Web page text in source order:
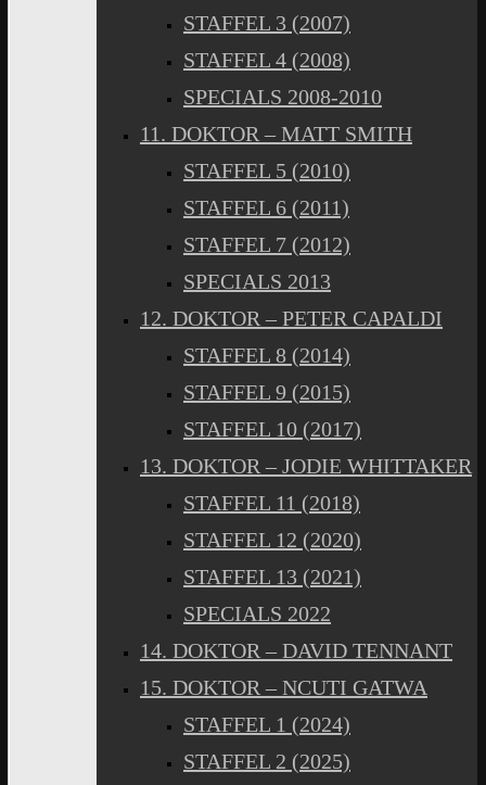
STAFFEL 3 (2007)
STAFFEL 4 (2008)
SPECIALS 2008-2010
11. DOKTOR – MATT SMITH
STAFFEL 5 (2010)
STAFFEL 6 (2011)
STAFFEL 7 (2012)
SPECIALS 2013
12. DOKTOR – PETER CAPALDI
STAFFEL 8 (2014)
STAFFEL 9 (2015)
STAFFEL 10 (2017)
13. DOKTOR – JODIE WHITTAKER
STAFFEL 11 (2018)
STAFFEL 12 (2020)
STAFFEL 13 (2021)
SPECIALS 2022
14. DOKTOR – DAVID TENNANT
15. DOKTOR – NCUTI GATWA
STAFFEL 1 (2024)
STAFFEL 2 (2025)